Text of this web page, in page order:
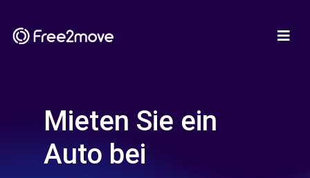
Mieten Sie ein
Auto bei